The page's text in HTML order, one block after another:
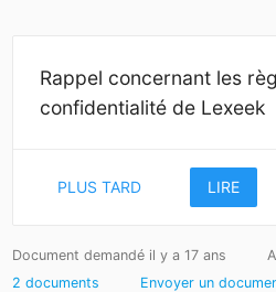
Rappel concernant les
confidentialité de Lexeek
PLUS TARD LIRE
Document demandé il y a 17 ans
2 documents
Envoyer un